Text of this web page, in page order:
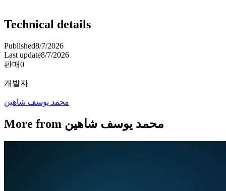
Technical details
Published8/7/2026
Last update8/7/2026
판매0
개발자
محمد يوسف شاهين
More from محمد يوسف شاهين